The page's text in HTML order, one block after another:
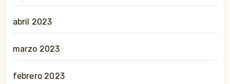
abril 2023
marzo 2023
febrero 2023